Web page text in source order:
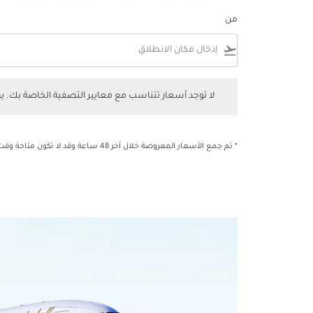
من
flight_takeoff
لا توجد أسعار تتناسب مع معايير التصفية الخاصة
* تم جمع الأسعار المعروضة خلال آخر 48 ساعة وقد لا تكون متاحة وقت الحجز.